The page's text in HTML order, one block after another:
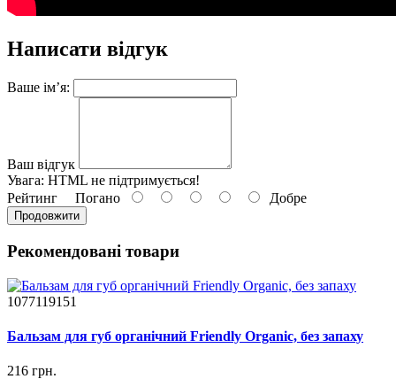
Написати відгук
Ваше ім’я:
Ваш відгук
Увага: HTML не підтримується!
Рейтинг Погано Добре
Продовжити
Рекомендовані товари
1077119151
Бальзам для губ органічний Friendly Organic, без запаху
216 грн.